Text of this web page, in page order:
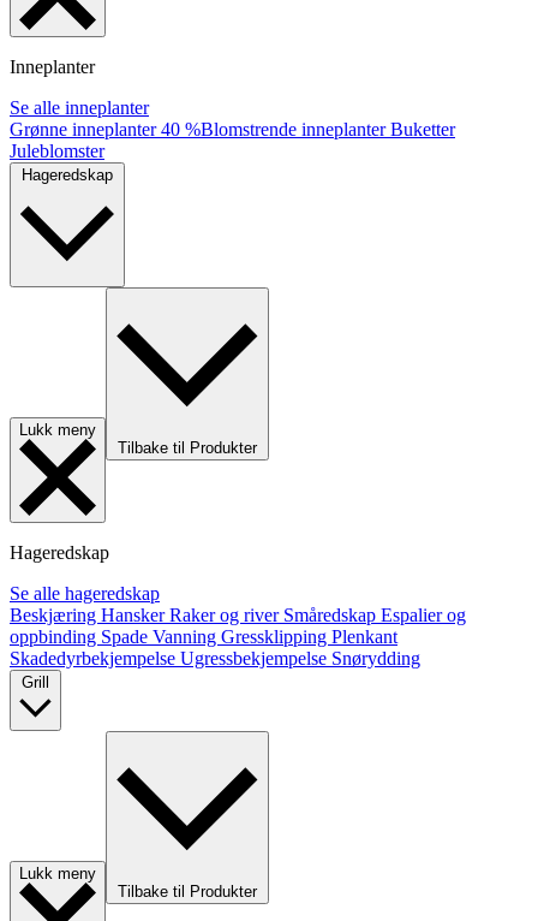
Inneplanter
Se alle inneplanter
Grønne inneplanter40 %Blomstrende inneplanterBuketter
Juleblomster
Lukk meny
Tilbake til Produkter
Hageredskap
Se alle hageredskap
Beskjæring HanskerRaker og river Småredskap Espalier og
oppbinding Spade Vanning Gressklipping Plenkant
Skadedyrbekjempelse Ugressbekjempelse Snørydding
Lukk meny
Tilbake til Produkter